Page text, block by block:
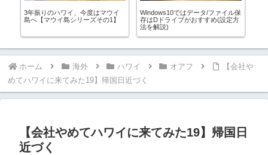
3年振りのハワイ、今度はマウイ
島へ【マウイ島シリーズその1】
Windows10ではデータ/ファイル保
存はDドライブがおすすめ(設定方
法を解説)
ホーム 海外 ハワイ オアフ
【会社や
めてハワイに来てみた19】帰国日近づく
【会社やめてハワイに来てみた19】帰国日
近づく